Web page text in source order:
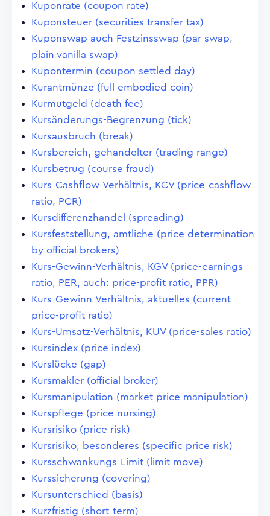
Kuponrate (coupon rate)
Kuponsteuer (securities transfer tax)
Kuponswap auch Festzinsswap (par swap,
plain vanilla swap)
Kupontermin (coupon settled day)
Kurantmünze (full embodied coin)
Kurmutgeld (death fee)
Kursänderungs-Begrenzung (tick)
Kursausbruch (break)
Kursbereich, gehandelter (trading range)
Kursbetrug (course fraud)
Kurs-Cashflow-Verhältnis, KCV (price-cashflow
ratio, PCR)
Kursdifferenzhandel (spreading)
Kursfeststellung, amtliche (price determination
by official brokers)
Kurs-Gewinn-Verhältnis, KGV (price-earnings
ratio, PER, auch: price-profit ratio, PPR)
Kurs-Gewinn-Verhältnis, aktuelles (current
price-profit ratio)
Kurs-Umsatz-Verhältnis, KUV (price-sales ratio)
Kursindex (price index)
Kurslücke (gap)
Kursmakler (official broker)
Kursmanipulation (market price manipulation)
Kurspflege (price nursing)
Kursrisiko (price risk)
Kursrisiko, besonderes (specific price risk)
Kursschwankungs-Limit (limit move)
Kurssicherung (covering)
Kursunterschied (basis)
Kurzfristig (short-term)